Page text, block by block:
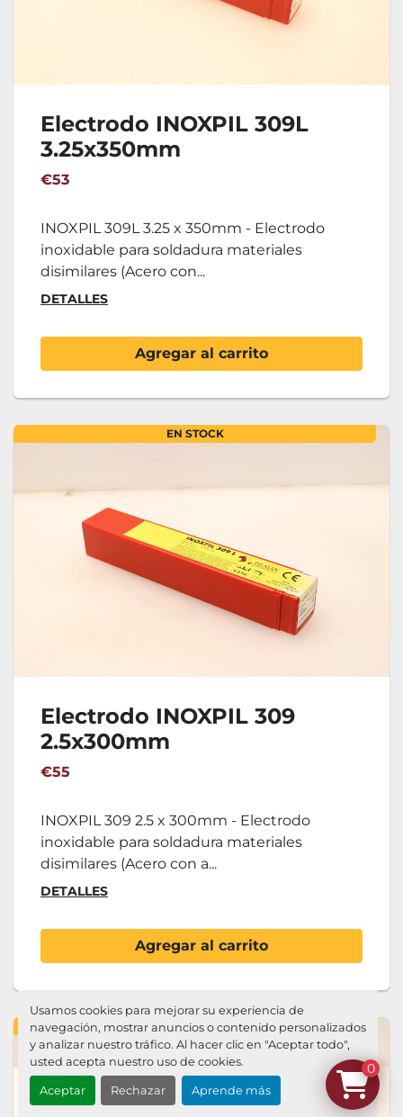
Usamos cookies para mejorar su experiencia de
navegación, mostrar anuncios o contenido personalizados
y analizar nuestro tráfico. Al hacer clic en "Aceptar todo",
usted acepta nuestro uso de cookies.
Aceptar Rechazar Aprende más
Electrodo INOXPIL 309L
3.25x350mm
€53
INOXPIL 309L 3.25 x 350mm - Electrodo
inoxidable para soldadura materiales
disimilares (Acero con...
DETALLES
Agregar al carrito
EN STOCK
Electrodo INOXPIL 309
2.5x300mm
€55
INOXPIL 309 2.5 x 300mm - Electrodo
inoxidable para soldadura materiales
disimilares (Acero con a...
DETALLES
Agregar al carrito
EN STOCK
0